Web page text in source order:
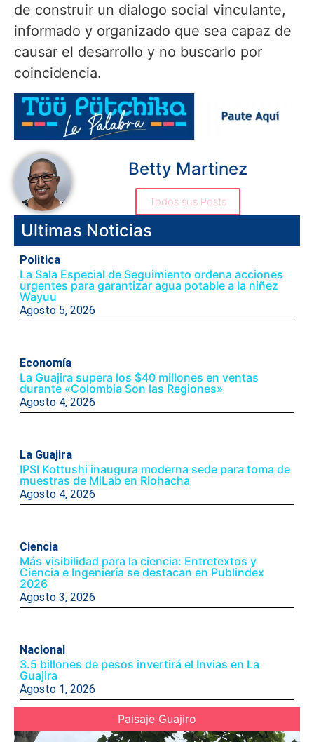
de construir un dialogo social vinculante,
informado y organizado que sea capaz de
causar el desarrollo y no buscarlo por
coincidencia.
Betty Martinez
Todos sus Posts
Ultimas Noticias
Politica
La Sala Especial de Seguimiento ordena acciones
urgentes para garantizar agua potable a la niñez
Wayuu
Agosto 5, 2026
Economía
La Guajira supera los $40 millones en ventas
durante «Colombia Son las Regiones»
Agosto 4, 2026
La Guajira
IPSI Kottushi inaugura moderna sede para toma de
muestras de MiLab en Riohacha
Agosto 4, 2026
Ciencia
Más visibilidad para la ciencia: Entretextos y
Ciencia e Ingeniería se destacan en Publindex
2026
Agosto 3, 2026
Nacional
3.5 billones de pesos invertirá el Invias en La
Guajira
Agosto 1, 2026
Paisaje Guajiro